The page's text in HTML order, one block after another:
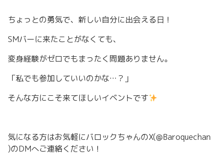
ちょっとの勇気で、新しい自分に出会える日！
SMバーに来たことがなくても、
変身経験がゼロでもまったく問題ありません。
「私でも参加していいのかな…？」
そんな方にこそ来てほしいイベントです
気になる方はお気軽にバロックちゃんのX(@Baroquechan
)のDMへご連絡ください！